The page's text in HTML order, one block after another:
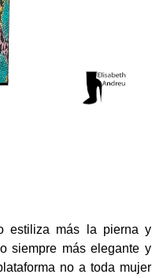
estiliza más la pierna y
siempre más elegante y
no a toda mujer